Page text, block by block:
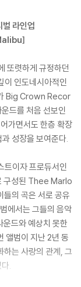
라인업
또렷하게 규정하던
이 인도네시아적인
Big Crown Recor
드를 처음 선보인
가면서도 한층 확장
성장을 보여준다.
이자 프로듀서인
성된 Thee Marlo
의 곡은 서로 공유
에서는 그들의 음악
운드와 예상치 못한
앨범이 지난 2년 동
하는 사랑의 관계, 그
.